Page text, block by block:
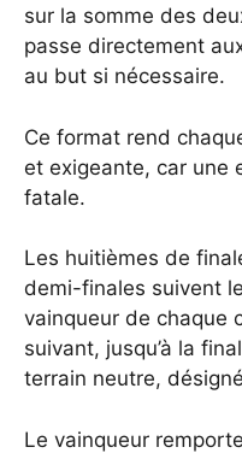
sur la somme des
passe directement
au but si nécessaire.
Ce format rend
et exigeante, car une
fatale.
Les huitièmes de
demi-finales suivent
vainqueur de chaque
suivant, jusqu’à la
terrain neutre, désigné
Le vainqueur